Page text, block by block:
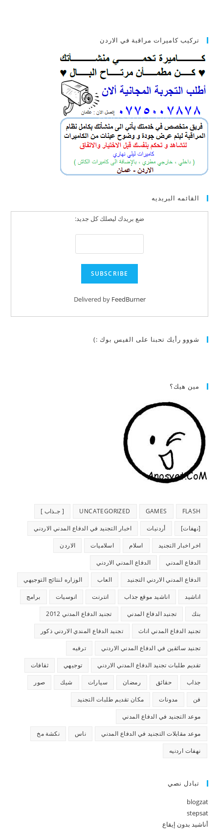
تركيب كاميرات مراقبة في الاردن
القائمه البريديه
ضع بريدك ليصلك كل جديد:
Delivered by FeedBurner
شووو رأيك تحبنا على الفيس بوك :)
مين هيك؟
FLASH
GAMES
UNCATEGORIZED [ جـذاب ]
[نهفات] أردنيات اخبار التجنيد في الدفاع المدني الاردني
اخر اخبار التجنيد اسلام اسلاميات الاردن
الدفاع المدني الدفاع المدني الاردني
الدفاع المدني الاردني التجنيد العاب الوزاره لنتائج التوجيهي
اناشيد اناشيد موقع جذاب انترنت انوسيات برامج
بنك تجنيد الدفاع المدني تجنيد الدفاع المدني 2012
تجنيد الدفاع المدني اناث تجنيد الدفاع المندي الاردني ذكور
تجنيد سائقين في الدفاع المدني الاردني ترفيه
تقديم طلبات تجنيد الدفاع المدني الاردني توجيهي ثقافات
جذاب حقائق رمضان سيارات شيك صور
فن مدونات مكان تقديم طلبات التجنيد
موعد التجنيد في الدفاع المدني
موعد مقابلات التجنيد في الدفاع المدني ناس نكشة مخ
نهفات اردنيه
تبادل نصي
blogzat
stepsat
أناشيد بدون إيقاع